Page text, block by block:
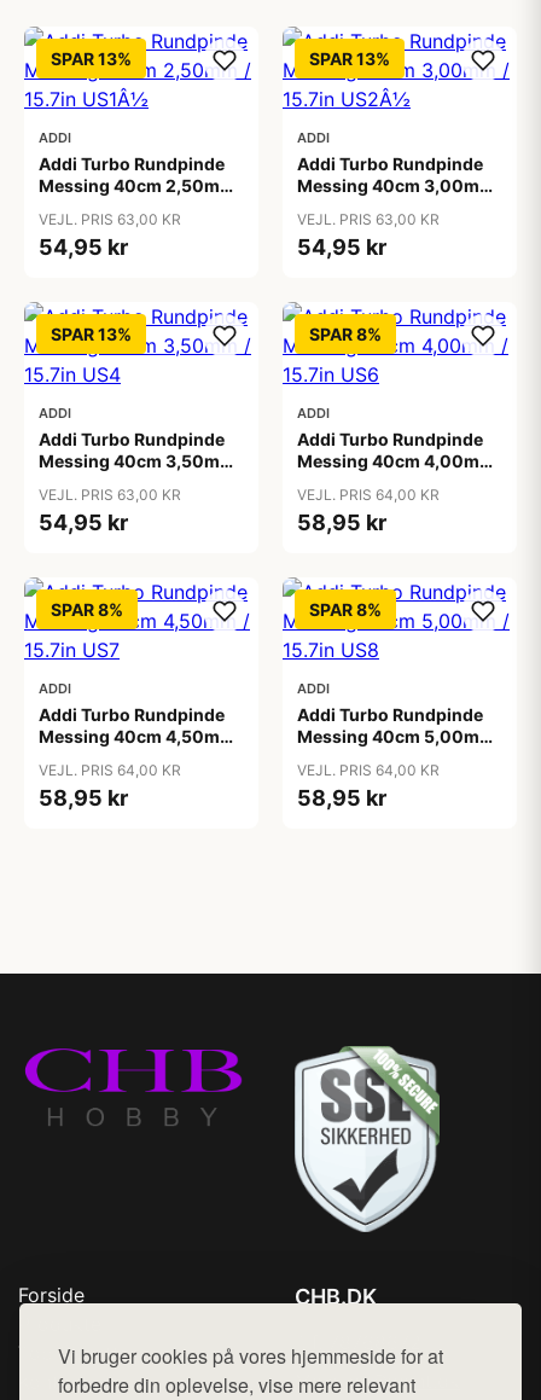
Vi bruger cookies på vores hjemmeside for at
forbedre din oplevelse, vise mere relevant
SPAR 13%
ADDI
Addi Turbo Rundpinde
Messing 40cm 2,50mm
VEJL. PRIS 63,00 KR
54,95 kr
SPAR 13%
ADDI
Addi Turbo Rundpinde
Messing 40cm 3,00mm
VEJL. PRIS 63,00 KR
54,95 kr
SPAR 13%
ADDI
Addi Turbo Rundpinde
Messing 40cm 3,50mm
VEJL. PRIS 63,00 KR
54,95 kr
SPAR 8%
ADDI
Addi Turbo Rundpinde
Messing 40cm 4,00mm
VEJL. PRIS 64,00 KR
58,95 kr
SPAR 8%
ADDI
Addi Turbo Rundpinde
Messing 40cm 4,50mm
VEJL. PRIS 64,00 KR
58,95 kr
SPAR 8%
ADDI
Addi Turbo Rundpinde
Messing 40cm 5,00mm
VEJL. PRIS 64,00 KR
58,95 kr
Forside
Top Rabatter
Kontakt
CHB.DK
Mail: hej@want.dk